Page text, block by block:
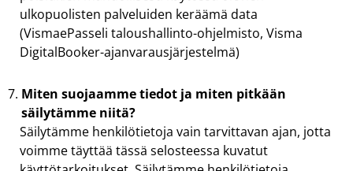
ulkopuolisten palveluiden keräämä data
(VismaePasseli taloushallinto-ohjelmisto, Visma
DigitalBooker-ajanvarausjärjestelmä)
Miten suojaamme tiedot ja miten pitkään
säilytämme niitä?
Säilytämme henkilötietoja vain tarvittavan ajan, jotta
voimme täyttää tässä selosteessa kuvatut